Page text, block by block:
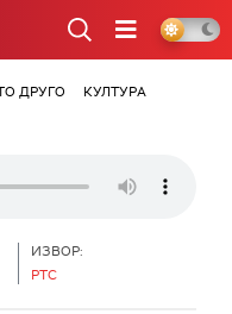
ДРУГО
КУЛТУРА
ИЗВОР:
РТС